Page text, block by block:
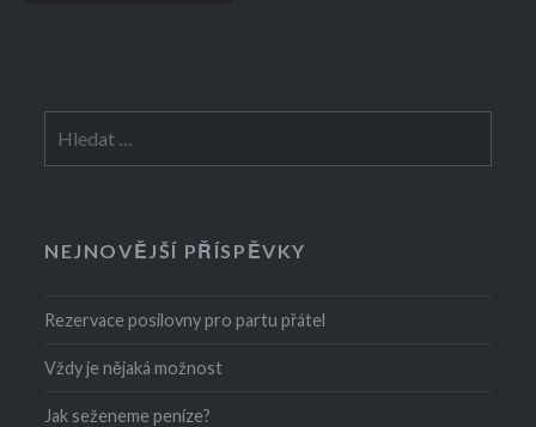
NEJNOVĚJŠÍ PŘÍSPĚVKY
Rezervace posilovny pro partu přátel
Vždy je nějaká možnost
Jak seženeme peníze?